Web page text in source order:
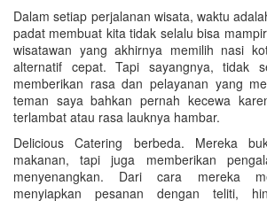
Dalam setiap perjalanan wisata, waktu
padat membuat kita tidak selalu bisa
wisatawan yang akhirnya memilih nasi
alternatif cepat. Tapi sayangnya, tidak
memberikan rasa dan pelayanan yang
teman saya bahkan pernah kecewa
terlambat atau rasa lauknya hambar.
Delicious Catering berbeda. Mereka
makanan, tapi juga memberikan
menyenangkan. Dari cara mereka
menyiapkan pesanan dengan teliti,